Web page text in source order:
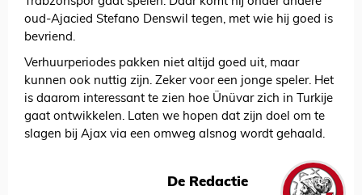
oud-Ajacied Stefano Denswil tegen, met wie hij goed is
bevriend.
Verhuurperiodes pakken niet altijd goed uit, maar
kunnen ook nuttig zijn. Zeker voor een jonge speler. Het
is daarom interessant te zien hoe Ünüvar zich in Turkije
gaat ontwikkelen. Laten we hopen dat zijn doel om te
slagen bij Ajax via een omweg alsnog wordt gehaald.
De Redactie